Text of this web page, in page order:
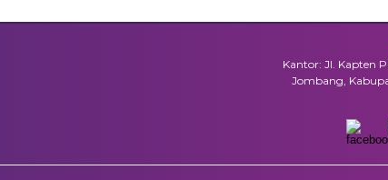
Kantor: Jl. Kapten
Jombang,